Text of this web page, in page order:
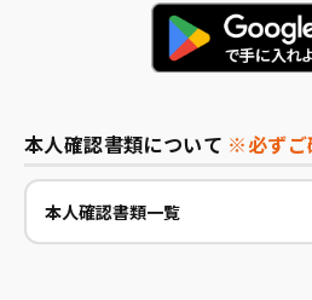
本人確認書類について ※必ずご
本人確認書類一覧